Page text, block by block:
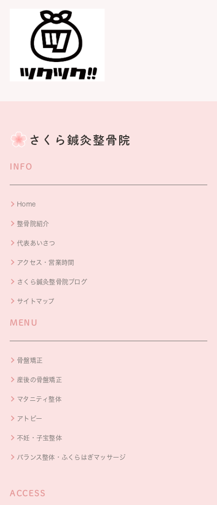
INFO
Home
整骨院紹介
代表あいさつ
アクセス・営業時間
さくら鍼灸整骨院ブログ
サイトマップ
MENU
骨盤矯正
産後の骨盤矯正
マタニティ整体
アトピー
不妊・子宝整体
バランス整体・ふくらはぎマッサージ
ACCESS